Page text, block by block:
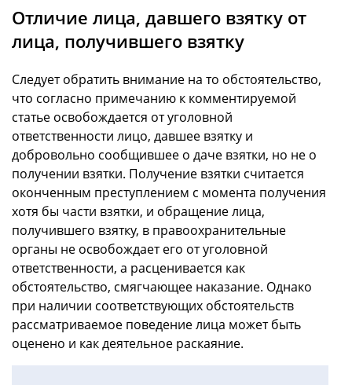
Отличие лица, давшего взятку от
лица, получившего взятку
Следует обратить внимание на то обстоятельство,
что согласно примечанию к комментируемой
статье освобождается от уголовной
ответственности лицо, давшее взятку и
добровольно сообщившее о даче взятки, но не о
получении взятки. Получение взятки считается
оконченным преступлением с момента получения
хотя бы части взятки, и обращение лица,
получившего взятку, в правоохранительные
органы не освобождает его от уголовной
ответственности, а расценивается как
обстоятельство, смягчающее наказание. Однако
при наличии соответствующих обстоятельств
рассматриваемое поведение лица может быть
оценено и как деятельное раскаяние.